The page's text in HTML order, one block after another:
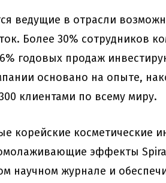
ведущие в отрасли
Более 30% сотрудников
годовых продаж
основано на опыте,
клиентами по всему миру.
корейские косметические
эффекты
научном журнале и